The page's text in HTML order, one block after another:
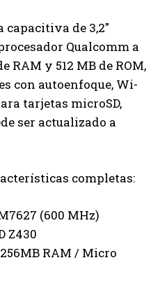
de 3,2″
Qualcomm a
RAM y 512 MB de ROM,
con autoenfoque, Wi-
tarjetas microSD,
ser actualizado a
completas:
(600 MHz)
Z430
RAM / Micro